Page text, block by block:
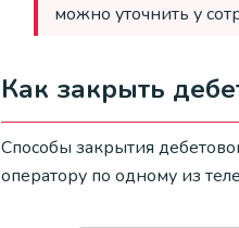
можно уточнить у
Как закрыть
Способы закрытия
оператору по одному из